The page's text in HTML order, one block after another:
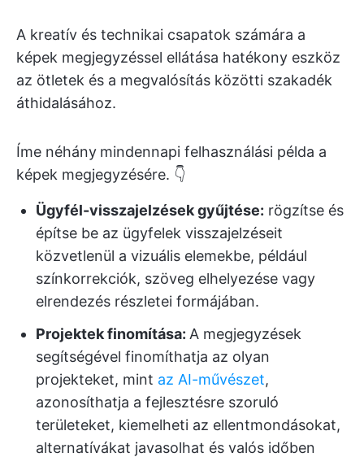
A kreatív és technikai csapatok számára a
képek megjegyzéssel ellátása hatékony eszköz
az ötletek és a megvalósítás közötti szakadék
áthidalásához.
Íme néhány mindennapi felhasználási példa a
képek megjegyzésére. 👇
Ügyfél-visszajelzések gyűjtése: rögzítse és
építse be az ügyfelek visszajelzéseit
közvetlenül a vizuális elemekbe, például
színkorrekciók, szöveg elhelyezése vagy
elrendezés részletei formájában.
Projektek finomítása: A megjegyzések
segítségével finomíthatja az olyan
projekteket, mint az AI-művészet,
azonosíthatja a fejlesztésre szoruló
területeket, kiemelheti az ellentmondásokat,
alternatívákat javasolhat és valós időben